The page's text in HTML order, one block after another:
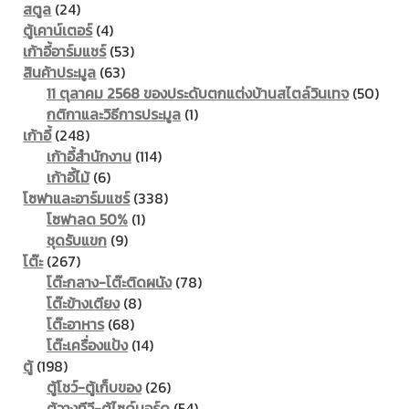
สตูล 2424
products
ตู้เคาน์เตอร์ 44
products
เก้าอี้อาร์มแชร์ 5353
สินค้าประมูล 6363
products
11 ตุลาคม 2568 ของประดับตกแต่งบ้านสไตล์วินเทจ 5050
กติกาและวิธีการประมูล 11
เก้าอี้ 248248
products
เก้าอี้สำนักงาน 114114
เก้าอี้ไม้ 66
products
โซฟาและอาร์มแชร์ 338338
โซฟาลด 50% 11
ชุดรับแขก 99
โต๊ะ 267267
products
โต๊ะกลาง-โต๊ะติดผนัง 7878
โต๊ะข้างเตียง 88
โต๊ะอาหาร 6868
products
โต๊ะเครื่องแป้ง 1414
ตู้ 198198
products
ตู้โชว์-ตู้เก็บของ 2626